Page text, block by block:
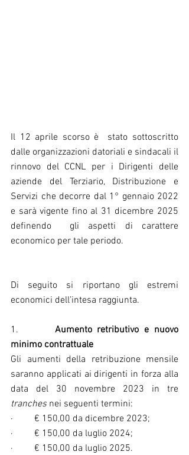
Il 12 aprile scorso è  stato sottoscritto
dalle organizzazioni datoriali e sindacali il
rinnovo del CCNL per i Dirigenti delle
aziende del Terziario, Distribuzione e
Servizi che decorre dal 1° gennaio 2022
e sarà vigente fino al 31 dicembre 2025
definendo  gli aspetti di carattere
economico per tale periodo.
Di seguito si riportano gli estremi
economici dell’intesa raggiunta.
1. Aumento retributivo e nuovo
minimo contrattuale
Gli aumenti della retribuzione mensile
saranno applicati ai dirigenti in forza alla
tranches nei seguenti termini:
·         € 150,00 da dicembre 2023;
·         € 150,00 da luglio 2024;
·         € 150,00 da luglio 2025.